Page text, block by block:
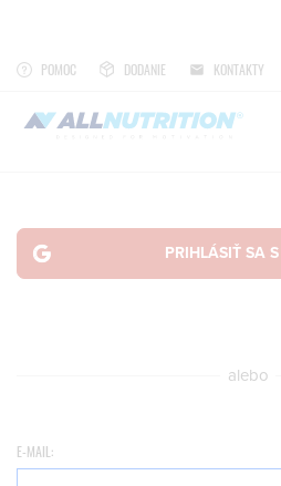
POMOC DODANIE KONTAKTY
alebo
E-MAIL: